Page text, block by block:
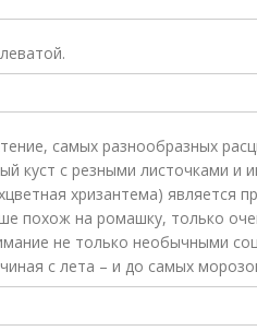
самых разнообразных
куст с резными листочками и
хризантема) является
похож на ромашку, только
не только необычными
с лета – и до самых